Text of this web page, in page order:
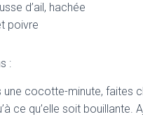
d’ail, hachée
poivre
:
une cocotte-minute, faites
ce qu’elle soit bouillante.